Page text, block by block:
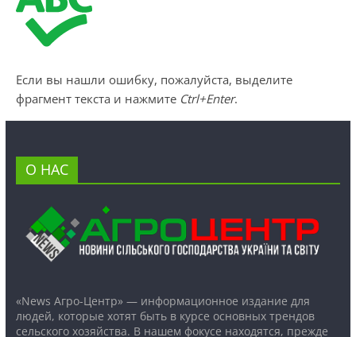
Если вы нашли ошибку, пожалуйста, выделите
фрагмент текста и нажмите Ctrl+Enter.
О НАС
«News Агро-Центр» — информационное издание для
людей, которые хотят быть в курсе основных трендов
сельского хозяйства. В нашем фокусе находятся, прежде